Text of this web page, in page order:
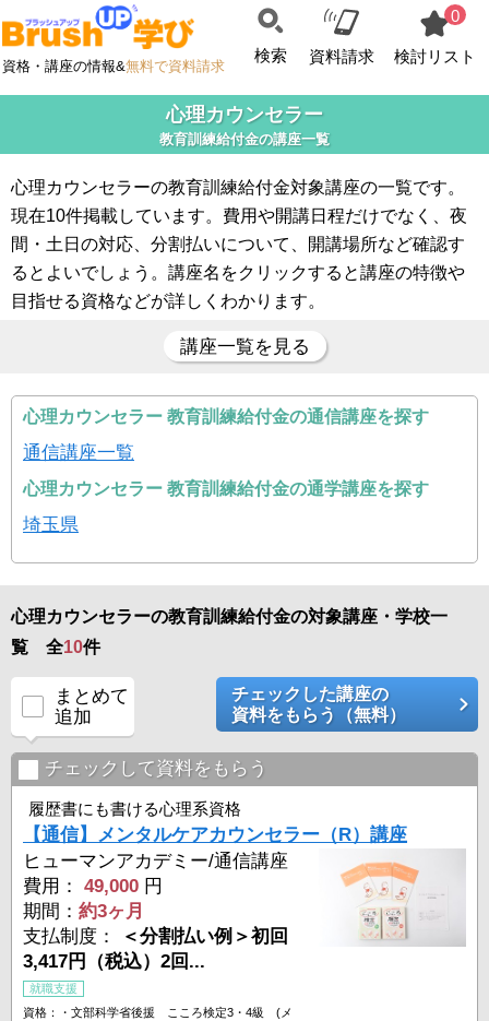
資格・講座の情報&無料で資料請求
検索 資料請求
0
検討リスト
心理カウンセラー
教育訓練給付金の講座一覧
心理カウンセラーの教育訓練給付金対象講座の一覧です。
現在10件掲載しています。費用や開講日程だけでなく、夜
間・土日の対応、分割払いについて、開講場所など確認す
るとよいでしょう。講座名をクリックすると講座の特徴や
目指せる資格などが詳しくわかります。
講座一覧を見る
心理カウンセラー 教育訓練給付金の通信講座を探す
通信講座一覧
心理カウンセラー 教育訓練給付金の通学講座を探す
埼玉県
心理カウンセラーの教育訓練給付金の対象講座・学校一
覧 全10件
まとめて
追加
チェックした講座の
資料をもらう（無料）
チェックして資料をもらう
履歴書にも書ける心理系資格
【通信】メンタルケアカウンセラー（R）講座
ヒューマンアカデミー/通信講座
費用：
49,000 円
期間： 約3ヶ月
支払制度：
＜分割払い例＞初回
3,417円（税込）2回...
就職支援
資格：・文部科学省後援 こころ検定3・4級 (メ